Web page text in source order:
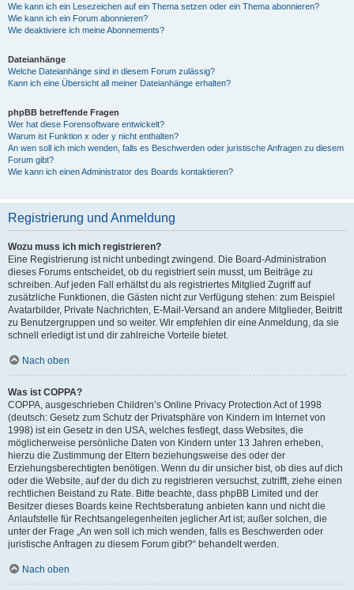
Wie kann ich ein Lesezeichen auf ein Thema setzen oder ein Thema abonnieren?
Wie kann ich ein Forum abonnieren?
Wie deaktiviere ich meine Abonnements?
Dateianhänge
Welche Dateianhänge sind in diesem Forum zulässig?
Kann ich eine Übersicht all meiner Dateianhänge erhalten?
phpBB betreffende Fragen
Wer hat diese Forensoftware entwickelt?
Warum ist Funktion x oder y nicht enthalten?
An wen soll ich mich wenden, falls es Beschwerden oder juristische Anfragen zu diesem
Forum gibt?
Wie kann ich einen Administrator des Boards kontaktieren?
Registrierung und Anmeldung
Wozu muss ich mich registrieren?
Eine Registrierung ist nicht unbedingt zwingend. Die Board-Administration
dieses Forums entscheidet, ob du registriert sein musst, um Beiträge zu
schreiben. Auf jeden Fall erhältst du als registriertes Mitglied Zugriff auf
zusätzliche Funktionen, die Gästen nicht zur Verfügung stehen: zum Beispiel
Avatarbilder, Private Nachrichten, E-Mail-Versand an andere Mitglieder, Beitritt
zu Benutzergruppen und so weiter. Wir empfehlen dir eine Anmeldung, da sie
schnell erledigt ist und dir zahlreiche Vorteile bietet.
Nach oben
Was ist COPPA?
COPPA, ausgeschrieben Children’s Online Privacy Protection Act of 1998
(deutsch: Gesetz zum Schutz der Privatsphäre von Kindern im Internet von
1998) ist ein Gesetz in den USA, welches festlegt, dass Websites, die
möglicherweise persönliche Daten von Kindern unter 13 Jahren erheben,
hierzu die Zustimmung der Eltern beziehungsweise des oder der
Erziehungsberechtigten benötigen. Wenn du dir unsicher bist, ob dies auf dich
oder die Website, auf der du dich zu registrieren versuchst, zutrifft, ziehe einen
rechtlichen Beistand zu Rate. Bitte beachte, dass phpBB Limited und der
Besitzer dieses Boards keine Rechtsberatung anbieten kann und nicht die
Anlaufstelle für Rechtsangelegenheiten jeglicher Art ist; außer solchen, die
unter der Frage „An wen soll ich mich wenden, falls es Beschwerden oder
juristische Anfragen zu diesem Forum gibt?“ behandelt werden.
Nach oben